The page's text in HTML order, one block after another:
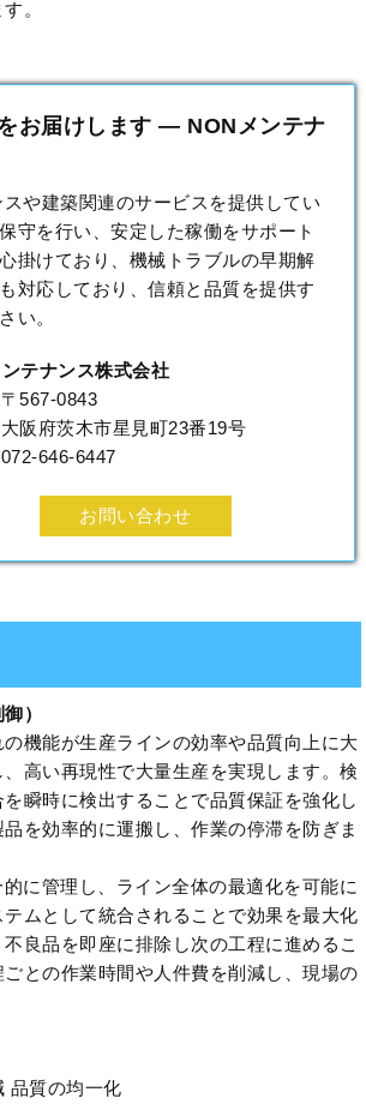
。
お届けします — NONメンテナ
や建築関連のサービスを提供してい
守を行い、安定した稼働をサポート
掛けており、機械トラブルの早期解
対応しており、信頼と品質を提供す
い。
テナンス株式会社
〒567-0843
大阪府茨木市星見町23番19号
072-646-6447
お問い合わせ
）
機能が生産ラインの効率や品質向上に大
高い再現性で大量生産を実現します。検
瞬時に検出することで品質保証を強化し
を効率的に運搬し、作業の停滞を防ぎま
に管理し、ライン全体の最適化を可能に
ムとして統合されることで効果を最大化
良品を即座に排除し次の工程に進めるこ
との作業時間や人件費を削減し、現場の
品質の均一化